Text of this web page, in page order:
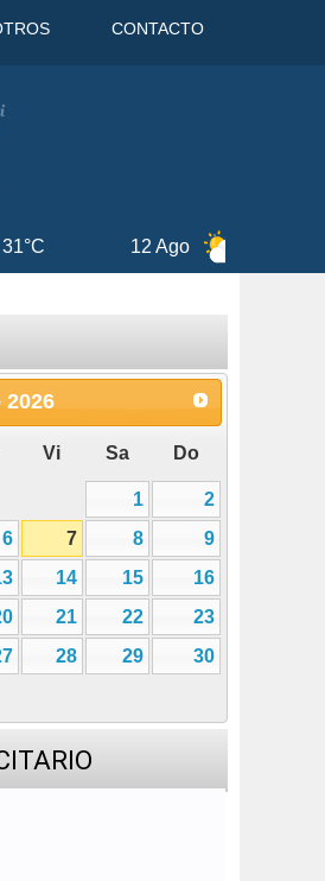
CONTACTO
13 Ago
2026
Vi Sa Do
1
2
6 7 8
9
14 15
16
21 22
23
28 29
30